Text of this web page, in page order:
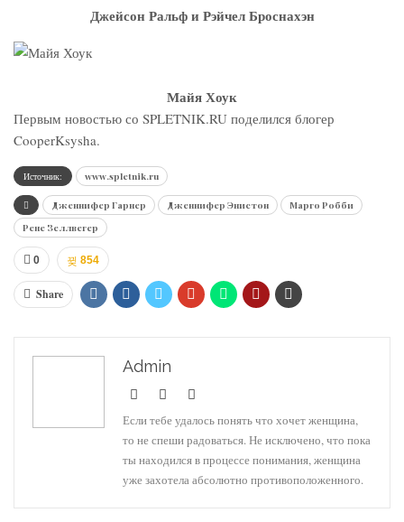
Джейсон Ральф и Рэйчел Броснахэн
Майя Хоук
Первым новостью со SPLETNIK.RU поделился блогер
CooperKsysha.
Источник: www.spletnik.ru
Дженнифер Гарнер Дженнифер Энистон
Марго Робби
Рене Зеллвегер
0 854
Share
Admin
Если тебе удалось понять что хочет женщина,
то не спеши радоваться. Не исключено, что пока
ты находился в процессе понимания, женщина
уже захотела абсолютно противоположенного.